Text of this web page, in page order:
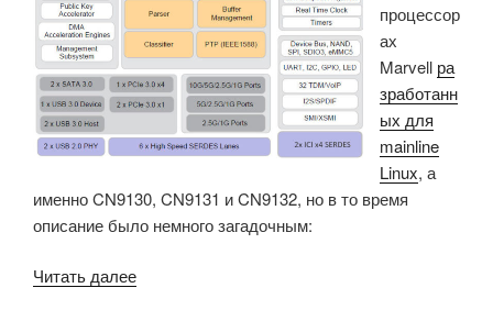
высокопроизводительных
вычислений»
процессор
ах
Marvell ра
зработанн
ых для
mainline
Linux, а
именно CN9130, CN9131 и CN9132, но в то время
описание было немного загадочным:
Читать далее«Процессоры